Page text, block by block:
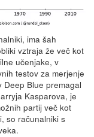
ima šah
vztraja že več kot
učenjake, v
testov za merjenje
Deep Blue premagal
Kasparova, je
partij več kot
so računalniki s